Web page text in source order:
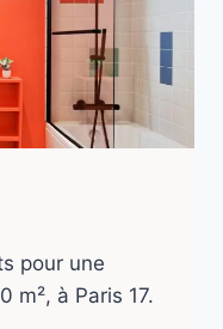
pour une
m², à Paris 17.